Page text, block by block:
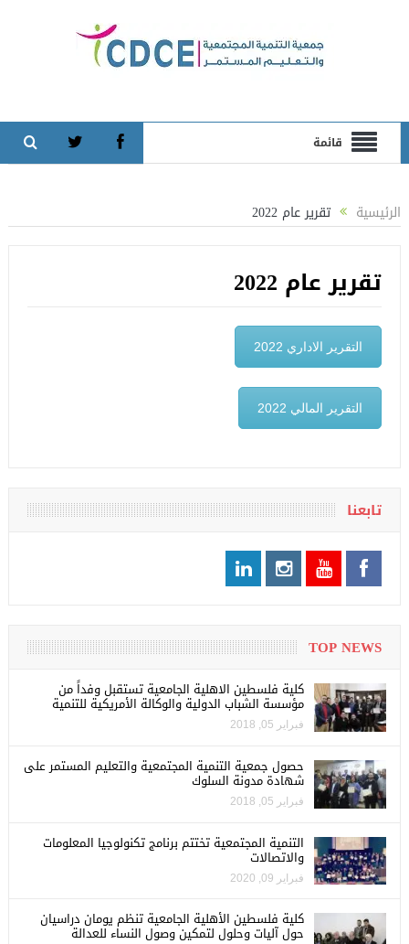
قائمة
الرئيسية تقرير عام 2022
تقرير عام 2022
التقرير الاداري 2022
التقرير المالي 2022
تابعنا
TOP NEWS
كلية فلسطين الاهلية الجامعية تستقبل وفداً من
مؤسسة الشباب الدولية والوكالة الأمريكية للتنمية
فبراير 05, 2018
حصول جمعية التنمية المجتمعية والتعليم المستمر على
شهادة مدونة السلوك
فبراير 05, 2018
التنمية المجتمعية تختتم برنامج تكنولوجيا المعلومات
والاتصالات
فبراير 09, 2020
كلية فلسطين الأهلية الجامعية تنظم يومان دراسيان
حول آليات وحلول لتمكين وصول النساء للعدالة